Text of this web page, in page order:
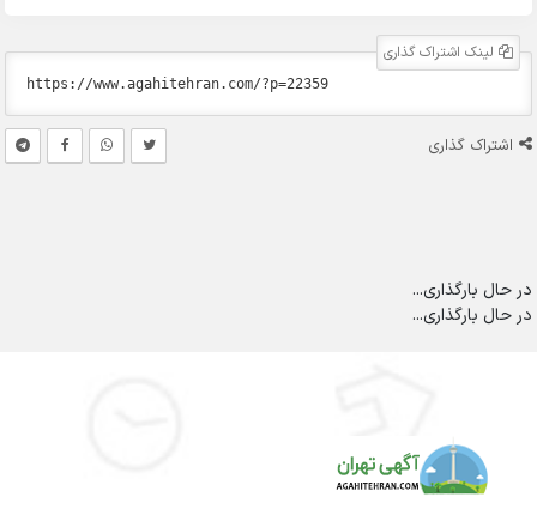
لینک اشتراک گذاری
اشتراک گذاری
در حال بارگذاری...
در حال بارگذاری...